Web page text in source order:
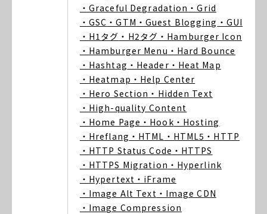
・Graceful Degradation ・Grid
・GSC ・GTM ・Guest Blogging ・GUI
・H1タグ ・H2タグ ・Hamburger Icon
・Hamburger Menu ・Hard Bounce
・Hashtag ・Header ・Heat Map
・Heatmap ・Help Center
・Hero Section ・Hidden Text
・High-quality Content
・Home Page ・Hook ・Hosting
・Hreflang ・HTML ・HTML5 ・HTTP
・HTTP Status Code ・HTTPS
・HTTPS Migration ・Hyperlink
・Hypertext ・iFrame
・Image Alt Text ・Image CDN
・Image Compression